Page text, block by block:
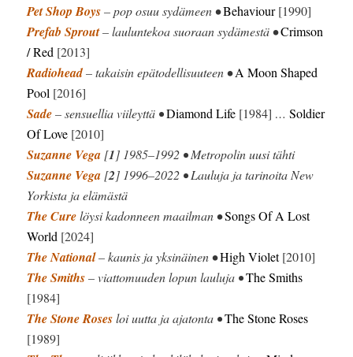
Pet Shop Boys– pop osuu sydämeen•Behaviour[1990]
Prefab Sprout– lauluntekoa suoraan sydämestä•Crimson
/ Red [2013]
Radiohead– takaisin epätodellisuuteen• A Moon Shaped
Pool [2016]
Sade– sensuellia viileyttä •Diamond Life [1984] …Soldier
Of Love [2010]
Suzanne Vega [1] 1985–1992 • Metropolin uusi tähti
Suzanne Vega [2] 1996–2022 • Lauluja ja tarinoita New
Yorkista ja elämästä
The Curelöysi kadonneen maailman•Songs Of A Lost
World [2024]
The National– kaunis ja yksinäinen•High Violet[2010]
The Smiths– viattomuuden lopun lauluja •The Smiths
[1984]
The Stone Rosesloi uutta ja ajatonta •The Stone Roses
[1989]